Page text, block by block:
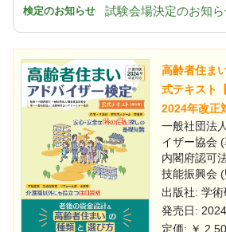
検定のお知らせ
試験会場決定のお知
高齢者住ま
式テキスト
2024年改正
一般社団法
イザー協会 (
内閣府認可
技能振興会
出版社: 学
発売日:
定価: ￥